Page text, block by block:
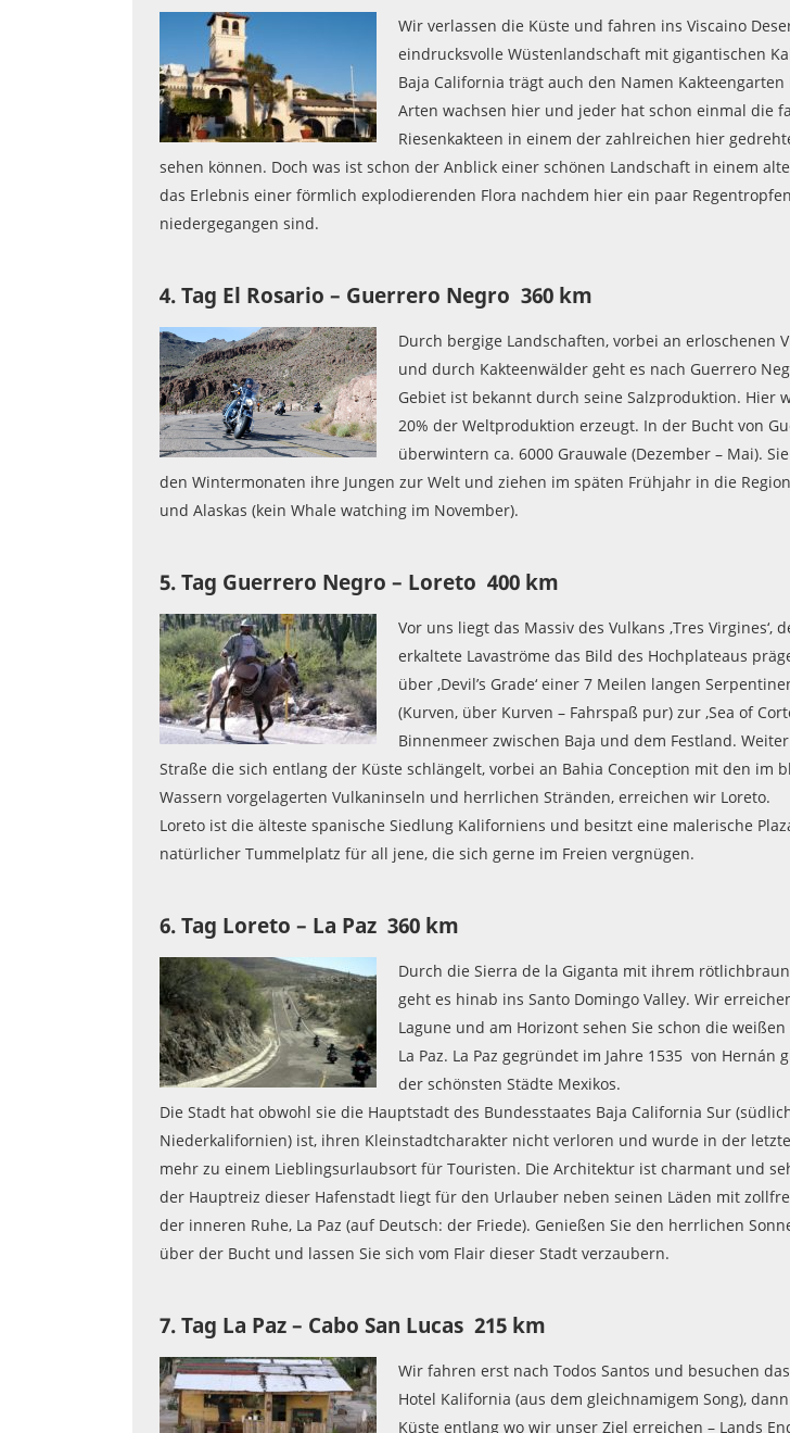
Wir verlassen die Küste und fahren ins Viscaino
eindrucksvolle Wüstenlandschaft mit gigantischen
Baja California trägt auch den Namen Kakteengarten
Arten wachsen hier und jeder hat schon einmal die
Riesenkakteen in einem der zahlreichen hier
sehen können. Doch was ist schon der Anblick einer schönen Landschaft in einem
das Erlebnis einer förmlich explodierenden Flora nachdem hier ein paar Regentropfen
niedergegangen sind.
4. Tag El Rosario – Guerrero Negro 360 km
Durch bergige Landschaften, vorbei an erloschenen
und durch Kakteenwälder geht es nach Guerrero
Gebiet ist bekannt durch seine Salzproduktion. Hier
20% der Weltproduktion erzeugt. In der Bucht von
überwintern ca. 6000 Grauwale (Dezember – Mai).
den Wintermonaten ihre Jungen zur Welt und ziehen im späten Frühjahr in die
und Alaskas (kein Whale watching im November).
5. Tag Guerrero Negro – Loreto 400 km
Vor uns liegt das Massiv des Vulkans ‚Tres Virgines‘,
erkaltete Lavaströme das Bild des Hochplateaus
über ‚Devil’s Grade‘ einer 7 Meilen langen
(Kurven, über Kurven – Fahrspaß pur) zur ‚Sea of
Binnenmeer zwischen Baja und dem Festland.
Straße die sich entlang der Küste schlängelt, vorbei an Bahia Conception mit den im
Wassern vorgelagerten Vulkaninseln und herrlichen Stränden, erreichen wir Loreto.
Loreto ist die älteste spanische Siedlung Kaliforniens und besitzt eine malerische
natürlicher Tummelplatz für all jene, die sich gerne im Freien vergnügen.
6. Tag Loreto – La Paz 360 km
Durch die Sierra de la Giganta mit ihrem
geht es hinab ins Santo Domingo Valley. Wir
Lagune und am Horizont sehen Sie schon die weißen
La Paz. La Paz gegründet im Jahre 1535 von Hernán
der schönsten Städte Mexikos.
Die Stadt hat obwohl sie die Hauptstadt des Bundesstaates Baja California Sur
Niederkalifornien) ist, ihren Kleinstadtcharakter nicht verloren und wurde in der
mehr zu einem Lieblingsurlaubsort für Touristen. Die Architektur ist charmant und
der Hauptreiz dieser Hafenstadt liegt für den Urlauber neben seinen Läden mit
der inneren Ruhe, La Paz (auf Deutsch: der Friede). Genießen Sie den herrlichen
über der Bucht und lassen Sie sich vom Flair dieser Stadt verzaubern.
7. Tag La Paz – Cabo San Lucas 215 km
Wir fahren erst nach Todos Santos und besuchen
Hotel Kalifornia (aus dem gleichnamigem Song),
Küste entlang wo wir unser Ziel erreichen – Lands